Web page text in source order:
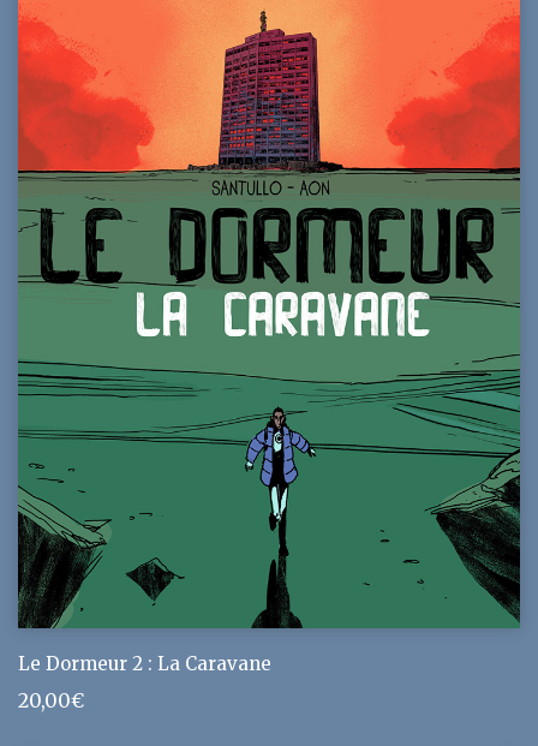
Le Dormeur 2 : La Caravane
20,00€